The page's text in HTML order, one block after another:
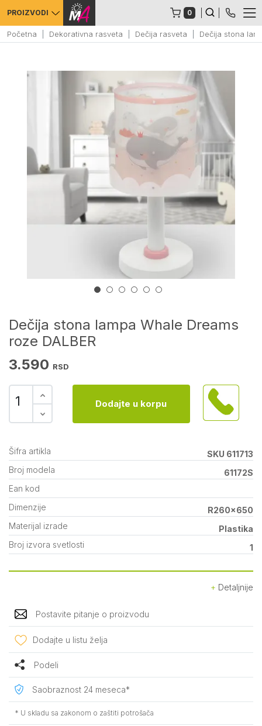
PROIZVODI 0
Početna Dekorativna rasveta Dečija rasveta Dečija stona
Dečija stona lampa Whale Dreams
roze DALBER
3.590 RSD
Dodajte u korpu
Šifra artikla
SKU 611713
Broj modela
61172S
Ean kod
Dimenzije
R260x650
Materijal izrade
Plastika
Broj izvora svetlosti
1
Detaljnije
Postavite pitanje o proizvodu
Dodajte u listu želja
Podeli
Saobraznost 24 meseca*
* U skladu sa zakonom o zaštiti potrošača